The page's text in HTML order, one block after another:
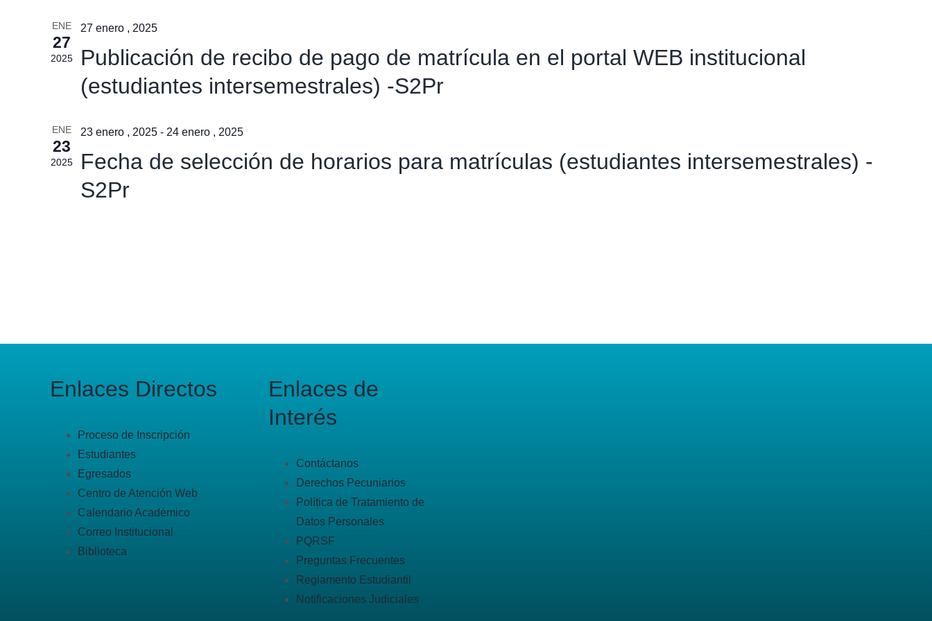
ENE
27
2025
27 enero , 2025
Publicación de recibo de pago de matrícula en el portal WEB institucional
(estudiantes intersemestrales) -S2Pr
ENE
23
2025
23 enero , 2025- 24 enero , 2025
Fecha de selección de horarios para matrículas (estudiantes intersemestrales) -
S2Pr
Enlaces Directos
Proceso de Inscripción
Estudiantes
Egresados
Centro de Atención Web
Calendario Académico
Correo Institucional
Biblioteca
Enlaces de
Interés
Contáctanos
Derechos Pecuniarios
Política de Tratamiento de
Datos Personales
PQRSF
Preguntas Frecuentes
Reglamento Estudiantil
Notificaciones Judiciales